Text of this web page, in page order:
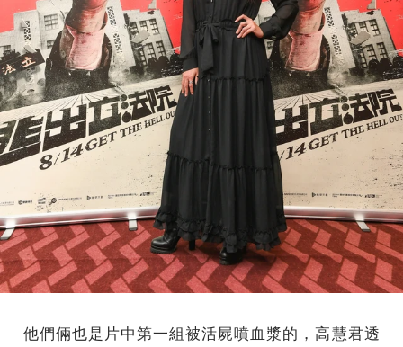
他們倆也是片中第一組被活屍噴血漿的，高慧君透